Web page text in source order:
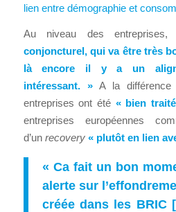
lien entre démographie et
Au niveau des entreprises,
conjoncturel, qui va être très
là encore il y a un
intéressant. »A la différence
entreprises ont été « bien
entreprises européennes
d’un recovery « plutôt en lien
« Ca fait un bon
alerte sur
créée dans les BRIC